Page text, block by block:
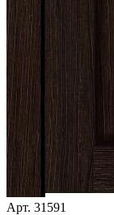
Арт. 31591